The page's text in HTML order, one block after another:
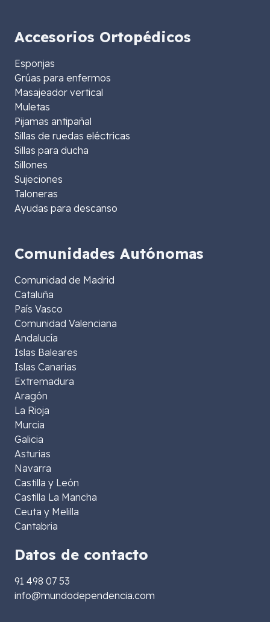
Accesorios Ortopédicos
Esponjas
Grúas para enfermos
Masajeador vertical
Muletas
Pijamas antipañal
Sillas de ruedas eléctricas
Sillas para ducha
Sillones
Sujeciones
Taloneras
Ayudas para descanso
Comunidades Autónomas
Comunidad de Madrid
Cataluña
País Vasco
Comunidad Valenciana
Andalucía
Islas Baleares
Islas Canarias
Extremadura
Aragón
La Rioja
Murcia
Galicia
Asturias
Navarra
Castilla y León
Castilla La Mancha
Ceuta y Melilla
Cantabria
Datos de contacto
91 498 07 53
info@mundodependencia.com